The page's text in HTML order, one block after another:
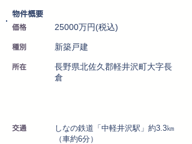
​物件概要
価格 25000万円(税込)
種別 新築戸建
所在
長野県北佐久郡軽井沢町大字長
倉
交通
しなの鉄道「中軽井沢駅」約3.3㎞
（車約6分）